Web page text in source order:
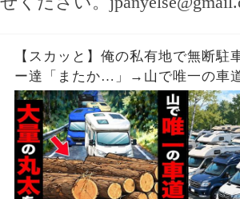
【スカッと】俺の私有地で無断駐
ー達「またか…」→山で唯一の車
を置いた結果【漫画】